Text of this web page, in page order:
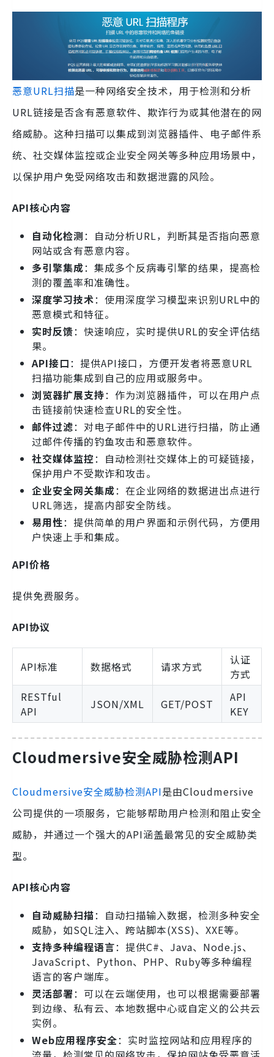
恶意URL扫描是一种网络安全技术，用于检测和分析
URL链接是否含有恶意软件、欺诈行为或其他潜在的网
络威胁。这种扫描可以集成到浏览器插件、电子邮件系
统、社交媒体监控或企业安全网关等多种应用场景中，
以保护用户免受网络攻击和数据泄露的风险。
API核心内容
自动化检测：自动分析URL，判断其是否指向恶意
网站或含有恶意内容。
多引擎集成：集成多个反病毒引擎的结果，提高检
测的覆盖率和准确性。
深度学习技术：使用深度学习模型来识别URL中的
恶意模式和特征。
实时反馈：快速响应，实时提供URL的安全评估结
果。
API接口：提供API接口，方便开发者将恶意URL
扫描功能集成到自己的应用或服务中。
浏览器扩展支持：作为浏览器插件，可以在用户点
击链接前快速检查URL的安全性。
邮件过滤：对电子邮件中的URL进行扫描，防止通
过邮件传播的钓鱼攻击和恶意软件。
社交媒体监控：自动检测社交媒体上的可疑链接，
保护用户不受欺诈和攻击。
企业安全网关集成：在企业网络的数据进出点进行
URL筛选，提高内部安全防线。
易用性：提供简单的用户界面和示例代码，方便用
户快速上手和集成。
API价格
提供免费服务。
API协议
API标准 数据格式 请求方式
认证
方式
RESTful
API
JSON/XML GET/POST
API
KEY
Cloudmersive安全威胁检测API
Cloudmersive安全威胁检测API是由Cloudmersive
公司提供的一项服务，它能够帮助用户检测和阻止安全
威胁，并通过一个强大的API涵盖最常见的安全威胁类
型。
API核心内容
自动威胁扫描：自动扫描输入数据，检测多种安全
威胁，如SQL注入、跨站脚本(XSS)、XXE等。
支持多种编程语言：提供C#、Java、Node.js、
JavaScript、Python、PHP、Ruby等多种编程
语言的客户端库。
灵活部署：可以在云端使用，也可以根据需要部署
到边缘、私有云、本地数据中心或自定义的公共云
实例。
Web应用程序安全：实时监控网站和应用程序的